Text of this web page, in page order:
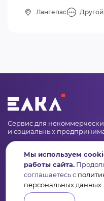
Лангепас
Сервис для
и социальных
Подпишись на рассылку
Мы используем
работы сайта.
соглашаетесь с
персональных данных